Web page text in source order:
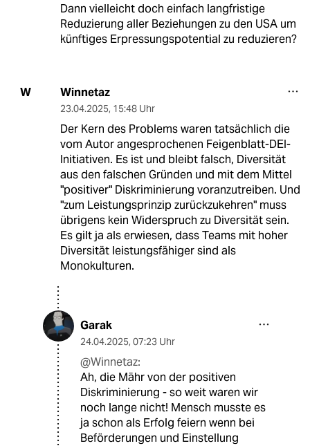
Dann vielleicht doch einfach langfristige
Reduzierung aller Beziehungen zu den USA um
künftiges Erpressungspotential zu reduzieren?
W Winnetaz
23.04.2025, 15:48 Uhr
Der Kern des Problems waren tatsächlich die
vom Autor angesprochenen Feigenblatt-DEI-
Initiativen. Es ist und bleibt falsch, Diversität
aus den falschen Gründen und mit dem Mittel
"positiver" Diskriminierung voranzutreiben. Und
"zum Leistungsprinzip zurückzukehren" muss
übrigens kein Widerspruch zu Diversität sein.
Es gilt ja als erwiesen, dass Teams mit hoher
Diversität leistungsfähiger sind als
Monokulturen.
Garak
24.04.2025, 07:23 Uhr
@Winnetaz:
Ah, die Mähr von der positiven
Diskriminierung - so weit waren wir
noch lange nicht! Mensch musste es
ja schon als Erfolg feiern wenn bei
Beförderungen und Einstellung